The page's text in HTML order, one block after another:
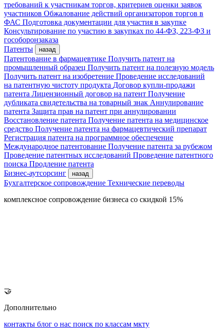
требований к участникам торгов, критериев оценки заявок
участников Обжалование действий организаторов торгов в
ФАС Подготовка документации для участия в закупке
Консультирование по участию в закупках по 44-ФЗ, 223-ФЗ и
гособоронзаказа
Патенты
назад
Патентование в фармацевтике Получить патент на
промышленный образец Получить патент на полезную модель
Получить патент на изобретение Проведение исследований
на патентную чистоту продукта Договор купли-продажи
патента Лицензионный договор на патент Получение
дубликата свидетельства на товарный знак Аннулирование
патента Защита прав на патент при аннулировании
Восстановление патента Получение патента на медицинское
средство Получение патента на фармацевтический препарат
Регистрация патента на программное обеспечение
Международное патентование Получение патента за рубежом
Проведение патентных исследований Проведение патентного
поиска Продление патента
Бизнес-аутсорсинг
назад
Бухгалтерское сопровождение Технические переводы
комплексное сопровождение бизнеса со скидкой 15%
🤝
Дополнительно
контакты блог о нас поиск по классам мкту